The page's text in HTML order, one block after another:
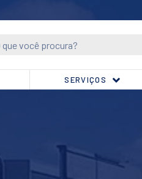
SERVIÇOS